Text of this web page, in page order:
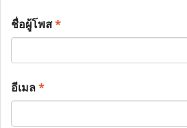
ชื่อผู้โพส*
อีเมล*